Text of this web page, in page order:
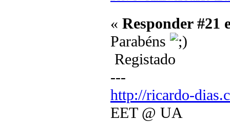
« Responder #21
Parabéns
Registado
---
http://ricardo-
EET @ UA